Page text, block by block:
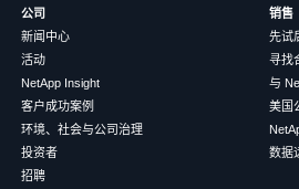
公司
新闻中心
活动
NetApp Insight
客户成功案例
环境、社会与公司治理
投资者
招聘
销售
先试
寻找
与
美国
数据